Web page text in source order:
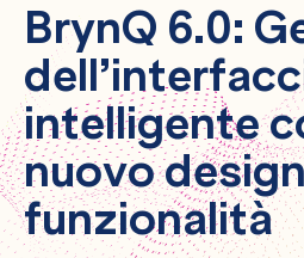
BrynQ 6.0:
intelligente
nuovo
funzionalità